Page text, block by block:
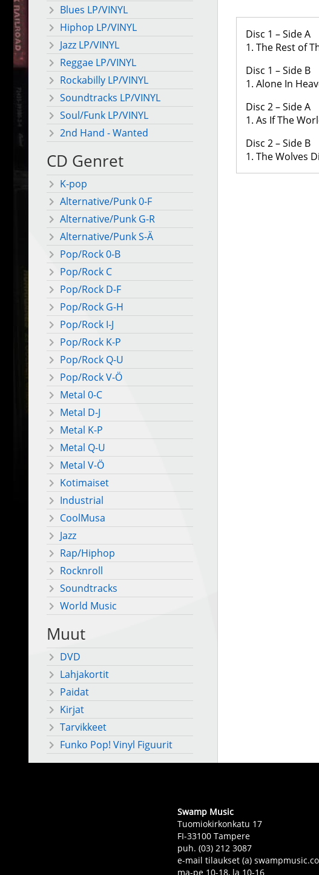
Blues LP/VINYL
Hiphop LP/VINYL
Jazz LP/VINYL
Reggae LP/VINYL
Rockabilly LP/VINYL
Soundtracks LP/VINYL
Soul/Funk LP/VINYL
2nd Hand - Wanted
CD Genret
K-pop
Alternative/Punk 0-F
Alternative/Punk G-R
Alternative/Punk S-Ä
Pop/Rock 0-B
Pop/Rock C
Pop/Rock D-F
Pop/Rock G-H
Pop/Rock I-J
Pop/Rock K-P
Pop/Rock Q-U
Pop/Rock V-Ö
Metal 0-C
Metal D-J
Metal K-P
Metal Q-U
Metal V-Ö
Kotimaiset
Industrial
CoolMusa
Jazz
Rap/Hiphop
Rocknroll
Soundtracks
World Music
Muut
DVD
Lahjakortit
Paidat
Kirjat
Tarvikkeet
Funko Pop! Vinyl Figuurit
Disc 1 – Side A
1. The Rest of
Disc 1 – Side B
1. Alone In
Disc 2 – Side A
1. As If The
Disc 2 – Side B
1. The Wolves
Swamp Music
Tuomiokirkonkatu 17
FI-33100 Tampere
puh. (03) 212 3087
e-mail tilaukset (a)
ma-pe 10-18, la 10-16